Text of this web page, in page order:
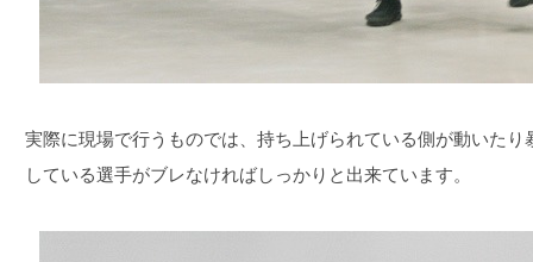
実際に現場で行うものでは、持ち上げられている側が動いた
している選手がブレなければしっかりと出来ています。